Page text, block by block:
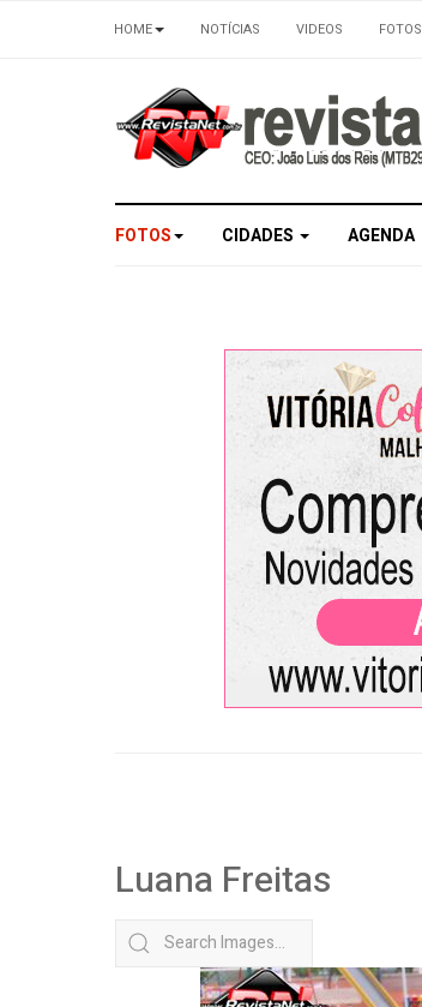
HOME NOTÍCIAS VIDEOS FOTOS
FOTOS CIDADES AGENDA
Luana Freitas